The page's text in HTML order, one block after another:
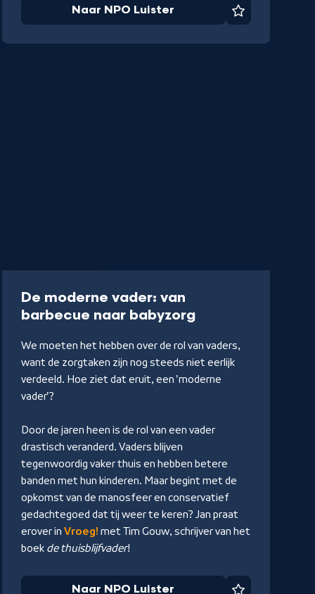
Naar NPO Luister Favoriet
De moderne vader: van
barbecue naar babyzorg-
NPO
Luister
We moeten het hebben over de rol van vaders,
want de zorgtaken zijn nog steeds niet eerlijk
verdeeld. Hoe ziet dat eruit, een 'moderne
vader'?
Door de jaren heen is de rol van een vader
drastisch veranderd. Vaders blijven
tegenwoordig vaker thuis en hebben betere
banden met hun kinderen. Maar begint met de
opkomst van de manosfeer en conservatief
gedachtegoed dat tij weer te keren? Jan praat
erover in Vroeg! met Tim Gouw, schrijver van het
boek de thuisblijfvader!
Naar NPO Luister